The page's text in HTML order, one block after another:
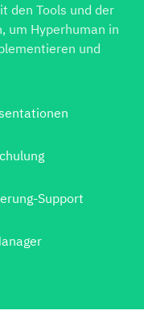
den Tools und der
um Hyperhuman in
und
Support